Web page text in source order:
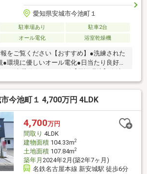
愛知県安城市今池町１
駐車場あり
駐車2台
オール電化 浴室乾燥機
をご覧ください【おすすめ】●洗練された
●環境に優しいオール電化●日当たり良好な
ｍ） 安城北中学校：徒歩23分（1821ｍ）
城駅前店：徒歩6分（437ｍ） スーパ
城店：徒歩6分（464ｍ） ●お客様とのお
にあたり、購入の流れを事前に明確にお伝
するにあたり、物件購入に伴う費用を事前
・物件のメリット・デメリットを正確にお
今池町１ 4,700万円 4LDK
4,700万円
間取り 4LDK
建物面積104.33m2
土地面積107.84m2
築年月 2024年2月(築2年7ヶ月)
名鉄名古屋本線 新安城駅 徒歩6分